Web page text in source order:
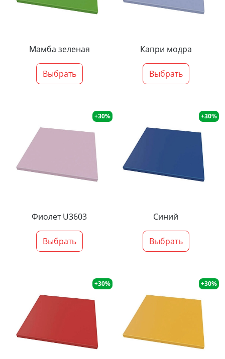
Мамба зеленая
Выбрать
Капри модра
Выбрать
+30%
Фиолет U3603
Выбрать
+30%
Синий
Выбрать
+30% +30%